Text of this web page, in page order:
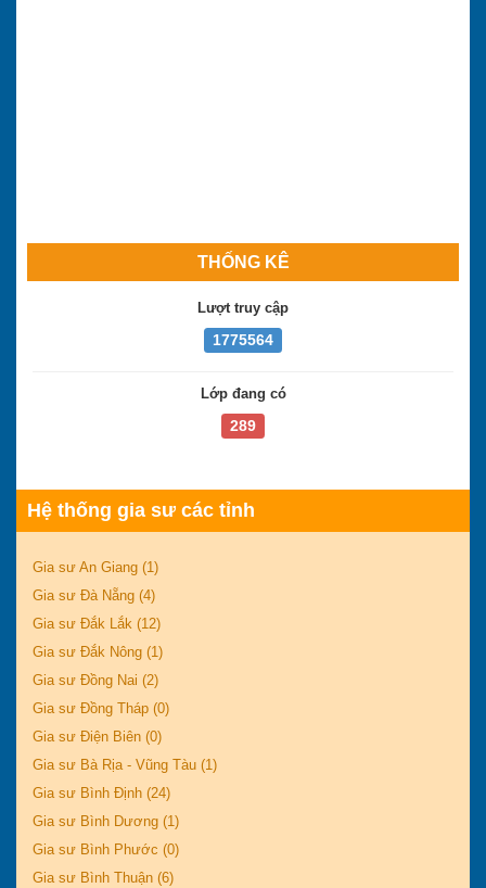
THỐNG KÊ
Lượt truy cập
1775564
Lớp đang có
289
Hệ thống gia sư các tỉnh
Gia sư An Giang (1)
Gia sư Đà Nẵng (4)
Gia sư Đắk Lắk (12)
Gia sư Đắk Nông (1)
Gia sư Đồng Nai (2)
Gia sư Đồng Tháp (0)
Gia sư Điện Biên (0)
Gia sư Bà Rịa - Vũng Tàu (1)
Gia sư Bình Định (24)
Gia sư Bình Dương (1)
Gia sư Bình Phước (0)
Gia sư Bình Thuận (6)